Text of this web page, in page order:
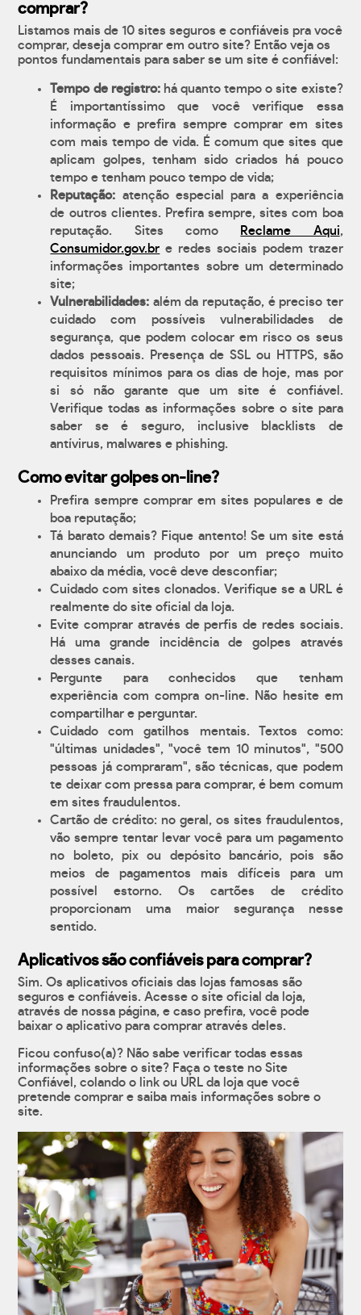
comprar?
Listamos mais de 10 sites seguros e confiáveis pra você
comprar, deseja comprar em outro site? Então veja os
pontos fundamentais para saber se um site é confiável:
Tempo de registro:há quanto tempo o site existe?
É importantíssimo que você verifique essa
informação e prefira sempre comprar em sites
com mais tempo de vida. É comum que sites que
aplicam golpes, tenham sido criados há pouco
tempo e tenham pouco tempo de vida;
Reputação: atenção especial para a experiência
de outros clientes. Prefira sempre, sites com boa
reputação. Sites como
Reclame Aqui,
Consumidor.gov.br e redes sociais podem trazer
informações importantes sobre um determinado
site;
Vulnerabilidades: além da reputação, é preciso ter
cuidado com possíveis vulnerabilidades de
segurança, que podem colocar em risco os seus
dados pessoais. Presença de SSL ou HTTPS, são
requisitos mínimos para os dias de hoje, mas por
si só não garante que um site é confiável.
Verifique todas as informações sobre o site para
saber se é seguro, inclusive blacklists de
antívirus, malwares e phishing.
Como evitar golpes on-line?
Prefira sempre comprar em sites populares e de
boa reputação;
Tá barato demais? Fique antento! Se um site está
anunciando um produto por um preço muito
abaixo da média, você deve desconfiar;
Cuidado com sites clonados. Verifique se a URL é
realmente do site oficial da loja.
Evite comprar através de perfis de redes sociais.
Há uma grande incidência de golpes através
desses canais.
Pergunte para conhecidos que tenham
experiência com compra on-line. Não hesite em
compartilhar e perguntar.
Cuidado com gatilhos mentais. Textos como:
"últimas unidades", "você tem 10 minutos", "500
pessoas já compraram", são técnicas, que podem
te deixar com pressa para comprar, é bem comum
em sites fraudulentos.
Cartão de crédito: no geral, os sites fraudulentos,
vão sempre tentar levar você para um pagamento
no boleto, pix ou depósito bancário, pois são
meios de pagamentos mais difíceis para um
possível estorno. Os cartões de crédito
proporcionam uma maior segurança nesse
sentido.
Aplicativos são confiáveis para comprar?
Sim. Os aplicativos oficiais das lojas famosas são
seguros e confiáveis. Acesse o site oficial da loja,
através de nossa página, e caso prefira, você pode
baixar o aplicativo para comprar através deles.
Ficou confuso(a)? Não sabe verificar todas essas
informações sobre o site? Faça o teste no Site
Confiável, colando o link ou URL da loja que você
pretende comprar e saiba mais informações sobre o
site.